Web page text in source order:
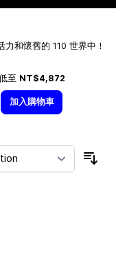
和懷舊的 110 世界中！
至 NT$4,872
加入購物車